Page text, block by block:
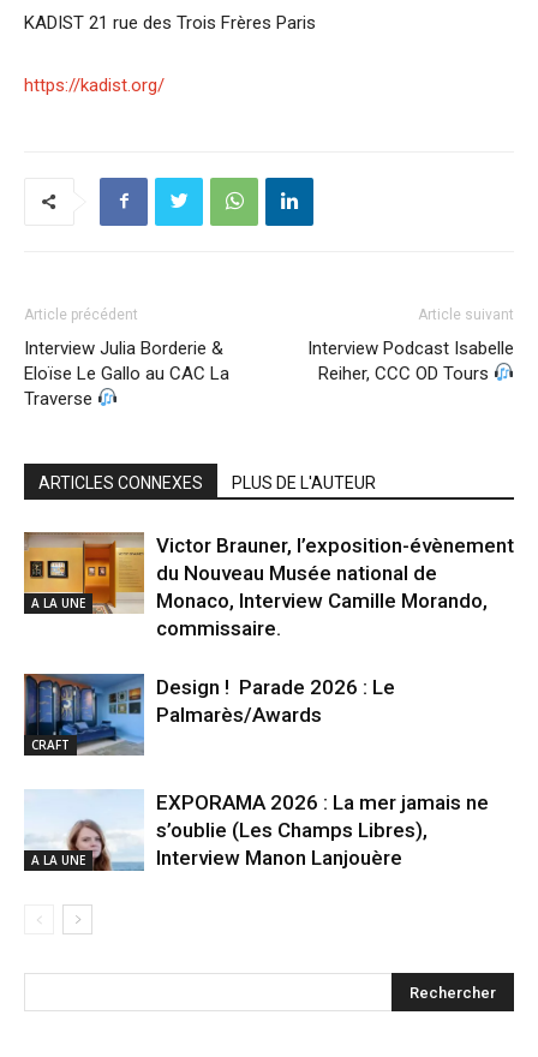
KADIST 21 rue des Trois Frères Paris
https://kadist.org/
Article précédent
Interview Julia Borderie &
Eloïse Le Gallo au CAC La
Traverse
Article suivant
Interview Podcast Isabelle
Reiher, CCC OD Tours
ARTICLES CONNEXES PLUS DE L'AUTEUR
A LA UNE
Victor Brauner, l’exposition-évènement
du Nouveau Musée national de
Monaco, Interview Camille Morando,
commissaire.
CRAFT
Design ! Parade 2026 : Le
Palmarès/Awards
A LA UNE
EXPORAMA 2026 : La mer jamais ne
s’oublie (Les Champs Libres),
Interview Manon Lanjouère